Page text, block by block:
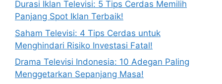
Durasi Iklan Televisi: 5 Tips Cerdas Memilih
Panjang Spot Iklan Terbaik!
Saham Televisi: 4 Tips Cerdas untuk
Menghindari Risiko Investasi Fatal!
Drama Televisi Indonesia: 10 Adegan Paling
Menggetarkan Sepanjang Masa!